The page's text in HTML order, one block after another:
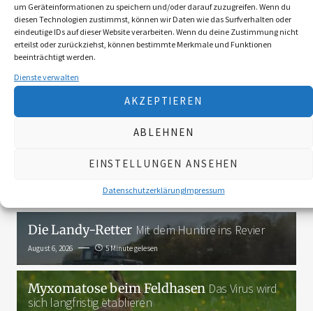
um Geräteinformationen zu speichern und/oder darauf zuzugreifen. Wenn du
diesen Technologien zustimmst, können wir Daten wie das Surfverhalten oder
eindeutige IDs auf dieser Website verarbeiten. Wenn du deine Zustimmung nicht
erteilst oder zurückziehst, können bestimmte Merkmale und Funktionen
beeinträchtigt werden.
Dienste verwalten
AKZEPTIEREN
ABLEHNEN
EINSTELLUNGEN ANSEHEN
DatenschutzerklärungImpressum
Folgen Sie uns
3K
Die Landy-Retter Mit dem Huntire ins Revier
August 6, 2026 5 Minute gelesen
Myxomatose beim Feldhasen Das Virus wird
sich langfristig etablieren